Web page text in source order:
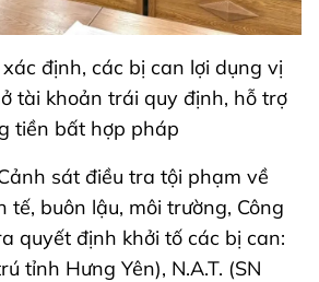
định, các bị can lợi dụng vị
tài khoản trái quy định, hỗ trợ
tiền bất hợp pháp
sát điều tra tội phạm về
tế, buôn lậu, môi trường, Công
quyết định khởi tố các bị can:
tỉnh Hưng Yên), N.A.T. (SN